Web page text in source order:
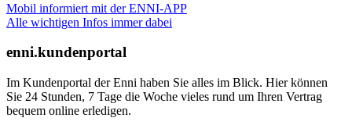
Mobil informiert mit der ENNI-APP
Alle wichtigen Infos immer dabei
enni.kundenportal
Im Kundenportal der Enni haben Sie alles im Blick. Hier können
Sie 24 Stunden, 7 Tage die Woche vieles rund um Ihren Vertrag
bequem online erledigen.